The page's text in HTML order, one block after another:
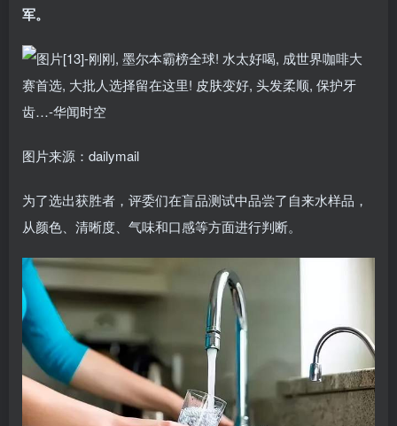
军。
图片来源：dailymail
为了选出获胜者，评委们在盲品测试中品尝了自来水样品，
从颜色、清晰度、气味和口感等方面进行判断。